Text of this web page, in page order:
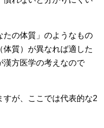
たの体質」のようなもの
質）が異なれば適した
漢方医学の考えなので
が、ここでは代表的な2